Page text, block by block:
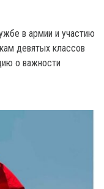
в армии и участию
девятых классов
о важности